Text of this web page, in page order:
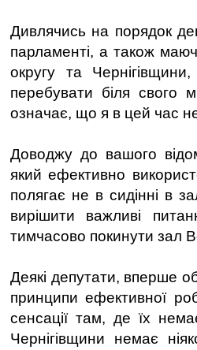
Дивлячись на порядок
парламенті, а також
округу та
перебувати біля свого
означає, що я в цей час
Доводжу до вашого
який ефективно
полягає не в сидінні в
вирішити важливі
тимчасово покинути зал
Деякі депутати, вперше
принципи ефективної
сенсації там, де їх
Чернігівщини немає